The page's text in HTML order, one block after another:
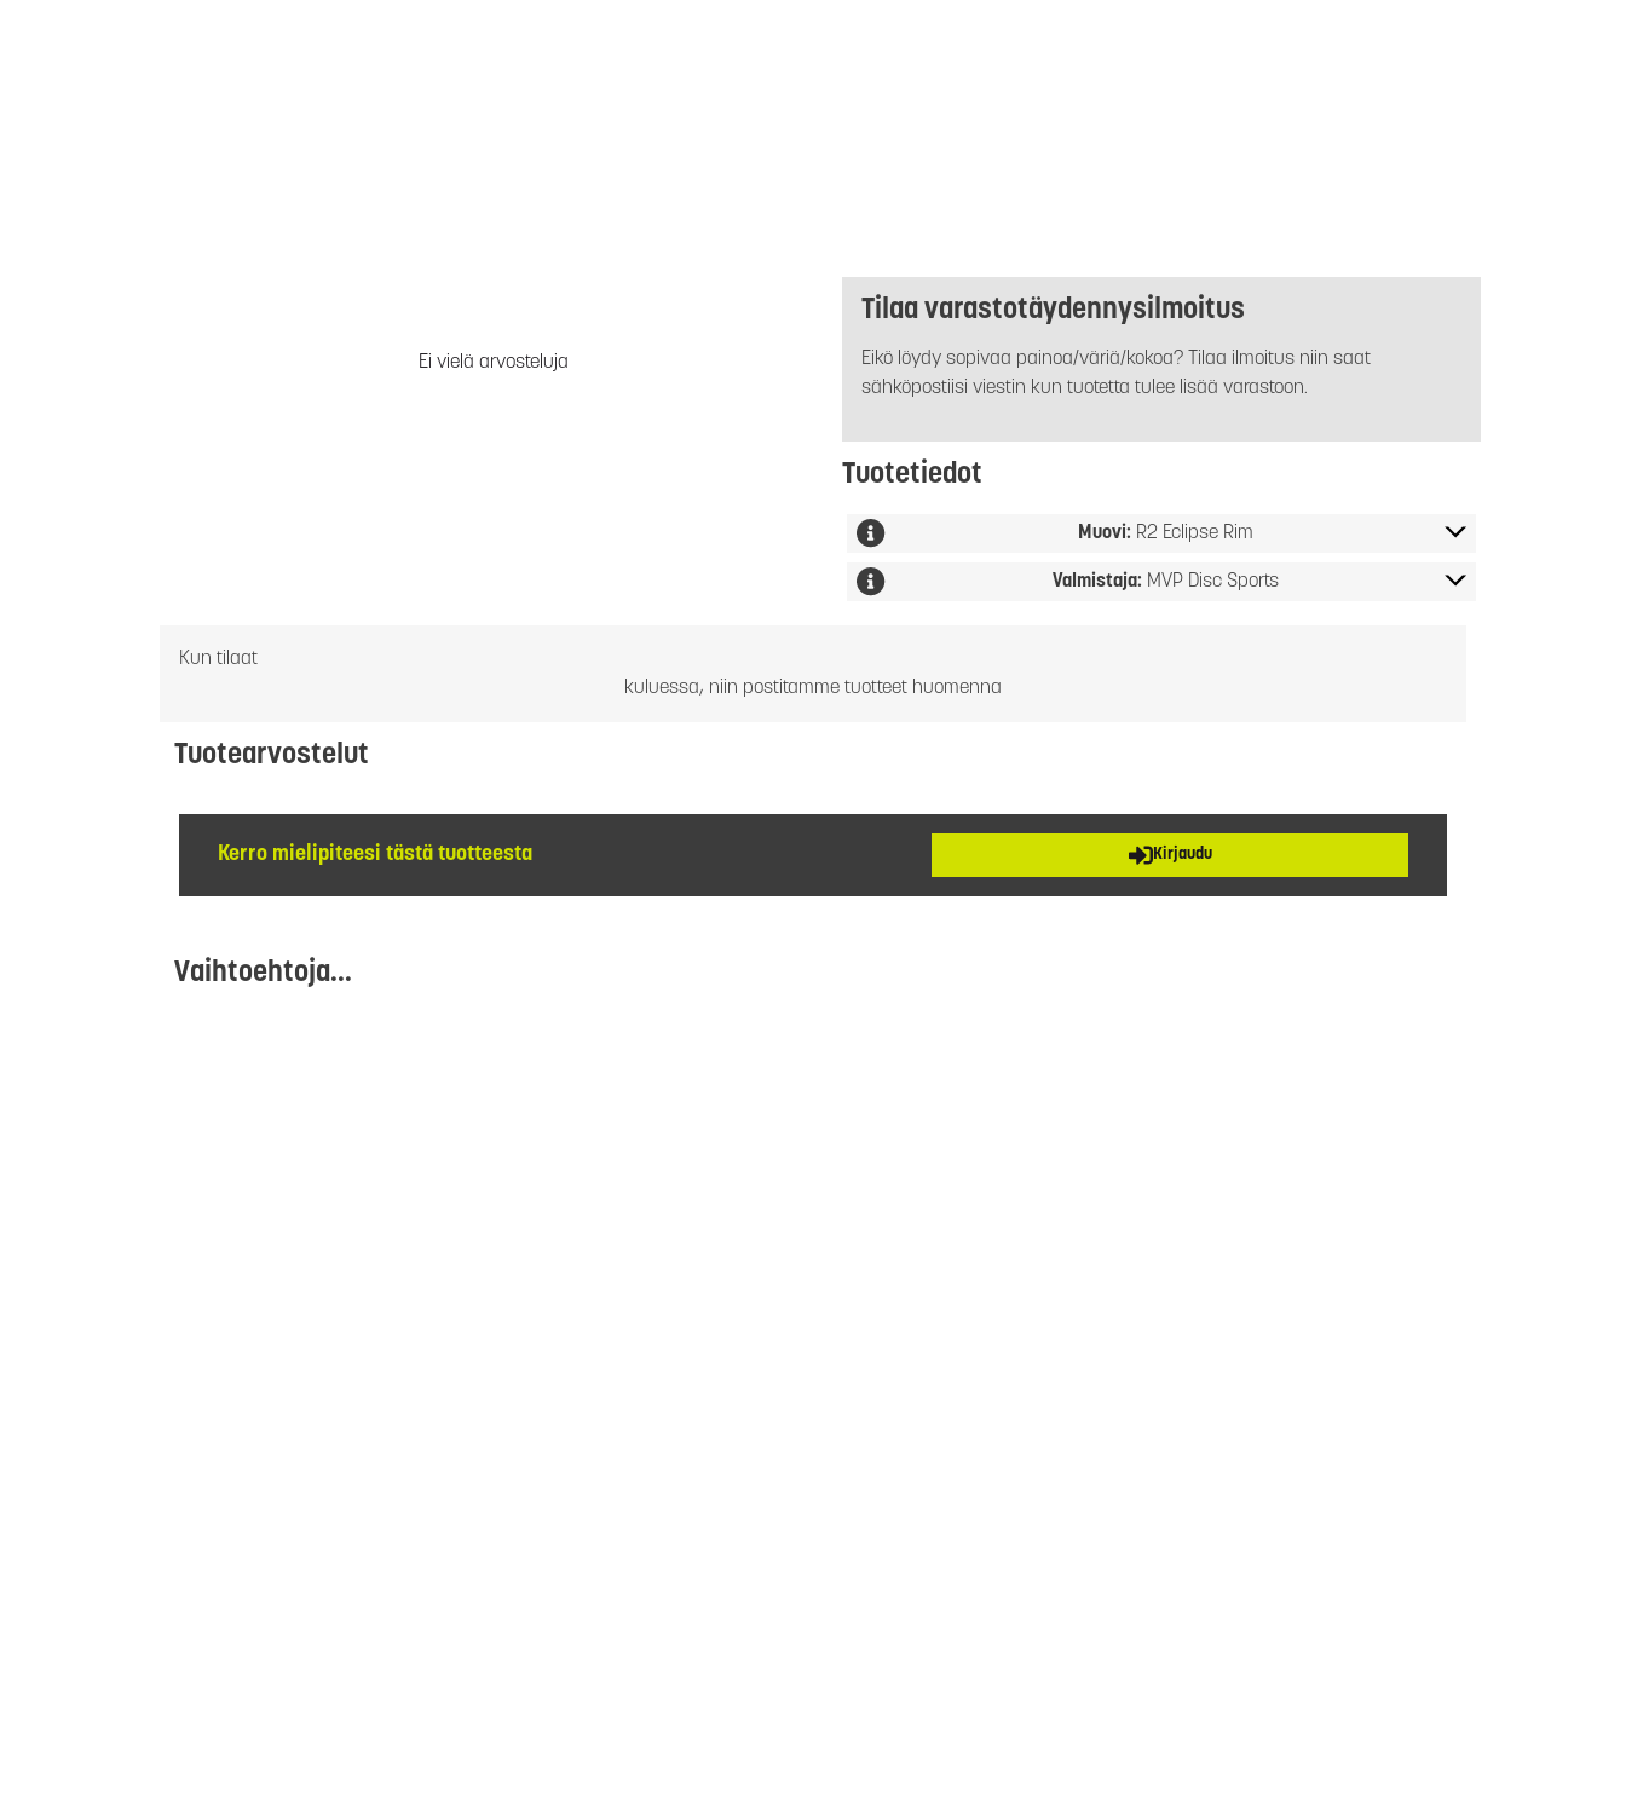
Ei vielä arvosteluja
Tilaa varastotäydennysilmoitus
Eikö löydy sopivaa painoa/väriä/kokoa? Tilaa ilmoitus niin saat
sähköpostiisi viestin kun tuotetta tulee lisää varastoon.
Tuotetiedot
Muovi: R2 Eclipse Rim
Valmistaja: MVP Disc Sports
Kun tilaat
kuluessa, niin postitamme tuotteet huomenna
Tuotearvostelut
Kerro mielipiteesi tästä tuotteesta Kirjaudu
Vaihtoehtoja...